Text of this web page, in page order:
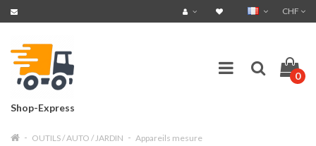
CHF
Shop-Express
0
OUTILS / AUTO / JARDIN
Appareils mesure